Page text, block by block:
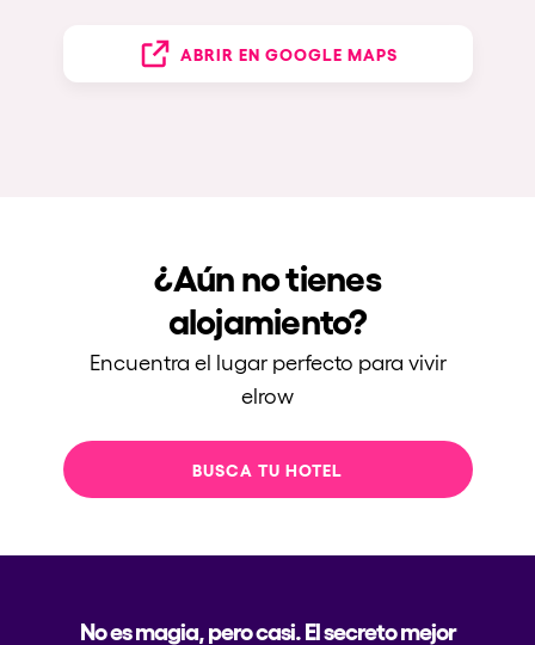
ABRIR EN GOOGLE MAPS
¿Aún no tienes
alojamiento?
Encuentra el lugar perfecto para vivir
elrow
BUSCA TU HOTEL
No es magia, pero casi. El secreto mejor